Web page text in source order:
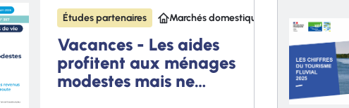
Études partenaires Marchés domestiques
Vacances - Les aides
profitent aux ménages
modestes mais ne